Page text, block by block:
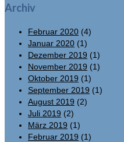
Archiv
Februar 2020 (4)
Januar 2020 (1)
Dezember 2019 (1)
November 2019 (1)
Oktober 2019 (1)
September 2019 (1)
August 2019 (2)
Juli 2019 (2)
März 2019 (1)
Februar 2019 (1)